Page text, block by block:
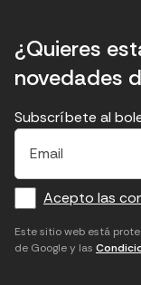
¿Quieres
novedades
E
f
o
r
m
E
c
a
m
p
H
u
d
'
a
×
Subscríbete al
E
a
i
l
Acepto las
Este sitio web está
de Google y las